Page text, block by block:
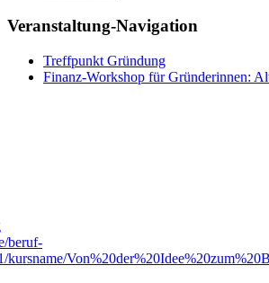
Veranstaltung-Navigation
Treffpunkt Gründung
Finanz-Workshop für Gründerinnen:
beruf-